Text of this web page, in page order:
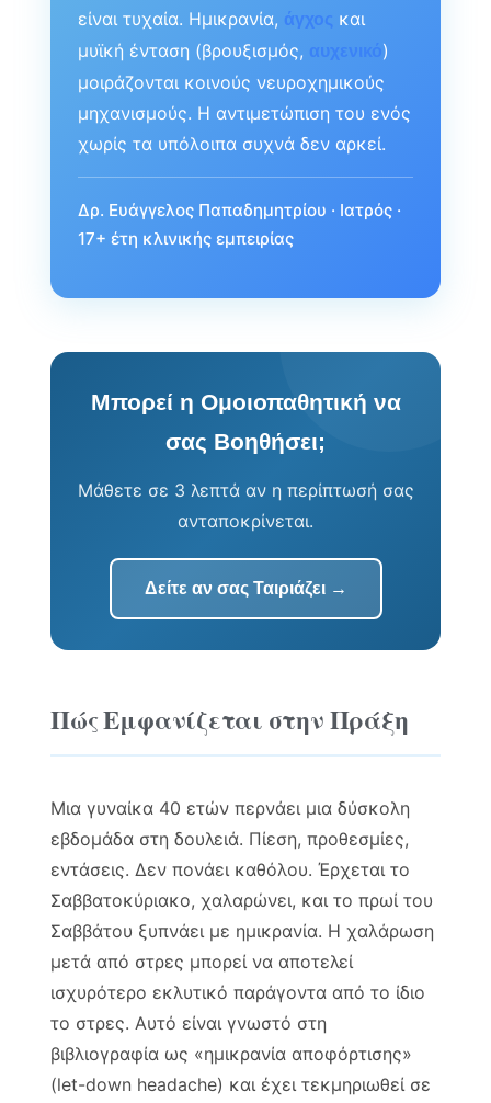
είναι τυχαία. Ημικρανία, άγχος και
μυϊκή ένταση (βρουξισμός, αυχενικό )
μοιράζονται κοινούς νευροχημικούς
μηχανισμούς. Η αντιμετώπιση του ενός
χωρίς τα υπόλοιπα συχνά δεν αρκεί.
Δρ. Ευάγγελος Παπαδημητρίου · Ιατρός ·
17+ έτη κλινικής εμπειρίας
Μπορεί η Ομοιοπαθητική να
σας Βοηθήσει;
Μάθετε σε 3 λεπτά αν η περίπτωσή σας
ανταποκρίνεται.
Δείτε αν σας Ταιριάζει →
Πώς Εμφανίζεται στην Πράξη
Μια γυναίκα 40 ετών περνάει μια δύσκολη
εβδομάδα στη δουλειά. Πίεση, προθεσμίες,
εντάσεις. Δεν πονάει καθόλου. Έρχεται το
Σαββατοκύριακο, χαλαρώνει, και το πρωί του
Σαββάτου ξυπνάει με ημικρανία. Η χαλάρωση
μετά από στρες μπορεί να αποτελεί
ισχυρότερο εκλυτικό παράγοντα από το ίδιο
το στρες. Αυτό είναι γνωστό στη
βιβλιογραφία ως «ημικρανία αποφόρτισης»
(let-down headache) και έχει τεκμηριωθεί σε